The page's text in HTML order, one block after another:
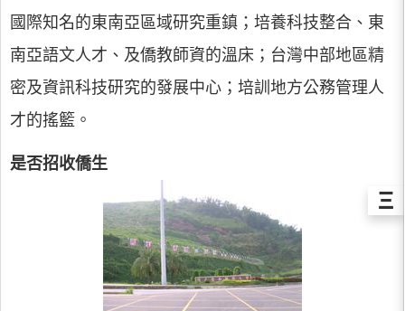
國際知名的東南亞區域研究重鎮；培養科技整合、東
南亞語文人才、及僑教師資的溫床；台灣中部地區精
密及資訊科技研究的發展中心；培訓地方公務管理人
才的搖籃。
是否招收僑生
Ξ